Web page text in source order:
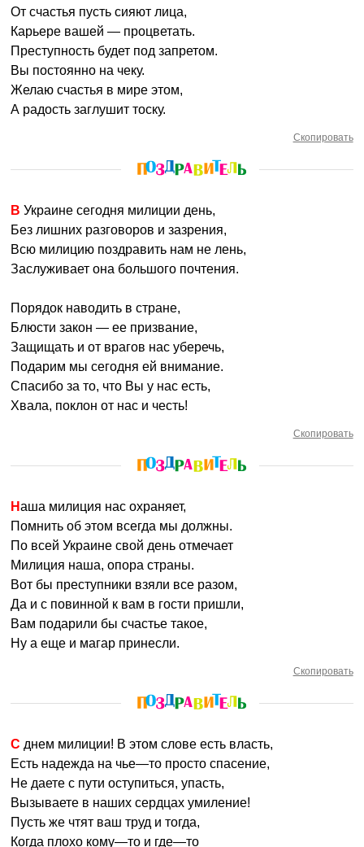
От счастья пусть сияют лица,
Карьере вашей — процветать.
Преступность будет под запретом.
Вы постоянно на чеку.
Желаю счастья в мире этом,
А радость заглушит тоску.
Скопировать
В Украине сегодня милиции день,
Без лишних разговоров и зазрения,
Всю милицию поздравить нам не лень,
Заслуживает она большого почтения.
Порядок наводить в стране,
Блюсти закон — ее призвание,
Защищать и от врагов нас уберечь,
Подарим мы сегодня ей внимание.
Спасибо за то, что Вы у нас есть,
Хвала, поклон от нас и честь!
Скопировать
Наша милиция нас охраняет,
Помнить об этом всегда мы должны.
По всей Украине свой день отмечает
Милиция наша, опора страны.
Вот бы преступники взяли все разом,
Да и с повинной к вам в гости пришли,
Вам подарили бы счастье такое,
Ну а еще и магар принесли.
Скопировать
С днем милиции! В этом слове есть власть,
Есть надежда на чье—то просто спасение,
Не даете с пути оступиться, упасть,
Вызываете в наших сердцах умиление!
Пусть же чтят ваш труд и тогда,
Когда плохо кому—то и где—то